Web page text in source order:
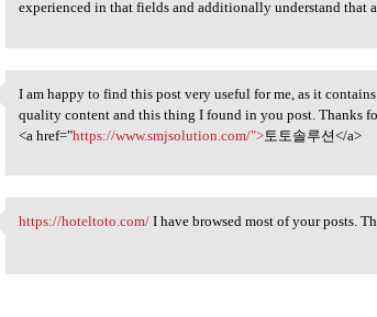
experienced in that fields and additionally understand that
I am happy to find this post
I am happy to find this post very useful for me, as it
quality content and this thing I found in you post. Thanks
<a href="https://www.smjsolution.com/">토토솔루션</a>
https://hoteltoto.com/ I have
https://hoteltoto.com/ I have browsed most of your posts.